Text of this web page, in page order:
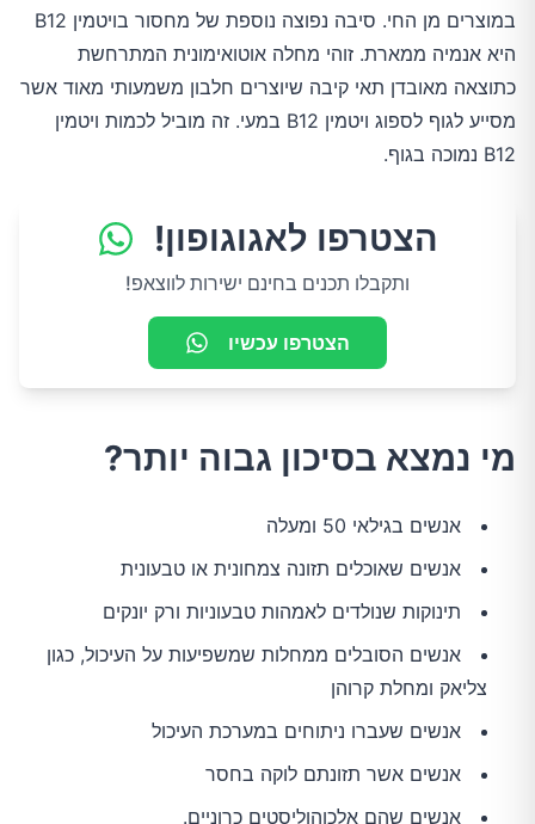
במוצרים מן החי. סיבה נפוצה נוספת של מחסור בויטמין B12
היא אנמיה ממארת. זוהי מחלה אוטואימונית המתרחשת
כתוצאה מאובדן תאי קיבה שיוצרים חלבון משמעותי מאוד אשר
מסייע לגוף לספוג ויטמין B12 במעי. זה מוביל לכמות ויטמין
B12 נמוכה בגוף.
הצטרפו לאגוגופון!
ותקבלו תכנים בחינם ישירות לווצאפ!
הצטרפו עכשיו
מי נמצא בסיכון גבוה יותר?
אנשים בגילאי 50 ומעלה
אנשים שאוכלים תזונה צמחונית או טבעונית
תינוקות שנולדים לאמהות טבעוניות ורק יונקים
אנשים הסובלים ממחלות שמשפיעות על העיכול, כגון
צליאק ומחלת קרוהן
אנשים שעברו ניתוחים במערכת העיכול
אנשים אשר תזונתם לוקה בחסר
אנשים שהם אלכוהוליסטים כרוניים.